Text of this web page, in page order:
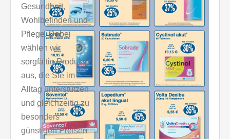
Gesundheit,
Wohlbefinden und
Pflege. Dabei
wählen wir
sorgfältig Produkte
aus, die Sie im
Alltag unterstützen
und gleichzeitig zu
besonders
günstigen Preisen